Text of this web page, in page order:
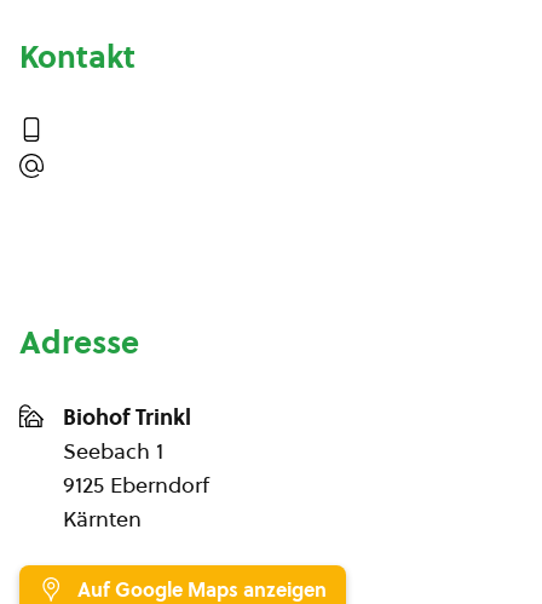
Kontakt
Adresse
Biohof Trinkl
Seebach 1
9125 Eberndorf
Kärnten
Auf Google Maps anzeigen